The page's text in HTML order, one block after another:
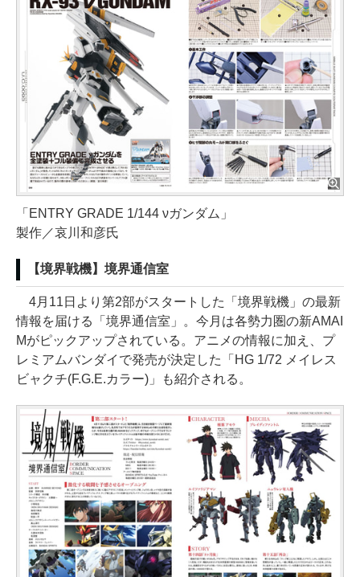
「ENTRY GRADE 1/144 νガンダム」
製作／哀川和彦氏
【境界戦機】境界通信室
4月11日より第2部がスタートした「境界戦機」の最新
情報を届ける「境界通信室」。今月は各勢力圏の新AMAI
Mがピックアップされている。アニメの情報に加え、プ
レミアムバンダイで発売が決定した「HG 1/72 メイレス
ビャクチ(F.G.E.カラー)」も紹介される。